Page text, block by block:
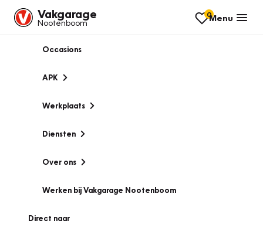
Vakgarage
Nootenboom
0Menu
Occasions
APK
Werkplaats
Diensten
Over ons
Werken bij Vakgarage Nootenboom
Direct naar